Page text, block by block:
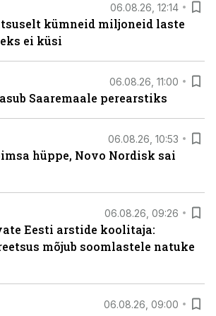
06.08.26, 12:14
kümneid miljoneid laste
ei küsi
06.08.26, 11:00
Saaremaale perearstiks
06.08.26, 10:53
hüppe, Novo Nordisk sai
06.08.26, 09:26
Eesti arstide koolitaja:
mõjub soomlastele natuke
06.08.26, 09:00